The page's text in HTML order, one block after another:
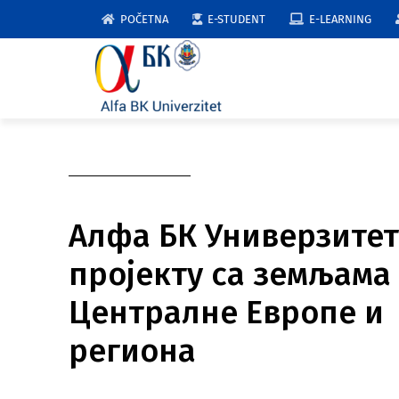
POČETNA E-STUDENT E-LEARNING
Алфа БК
пројекту са земљама
Централне Европе и
региона